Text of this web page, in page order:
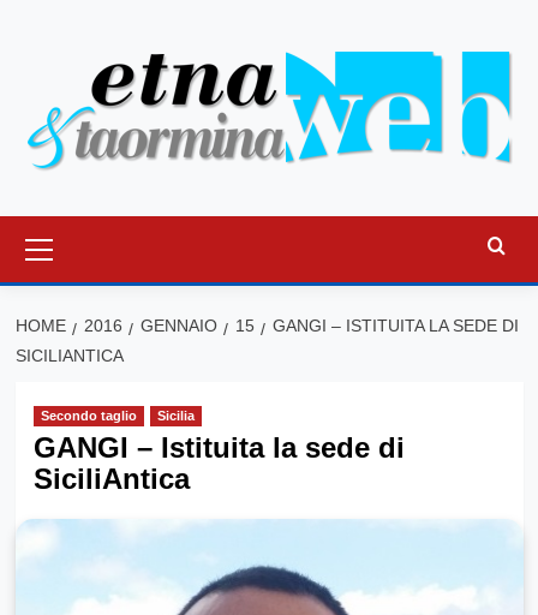
principale
HOME 2016 GENNAIO 15
GANGI – ISTITUITA LA SEDE DI
SICILIANTICA
Secondo taglio Sicilia
GANGI – Istituita la sede di
SiciliAntica